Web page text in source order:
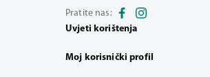
Pratite nas:
Uvjeti korištenja
Moj korisnički profil